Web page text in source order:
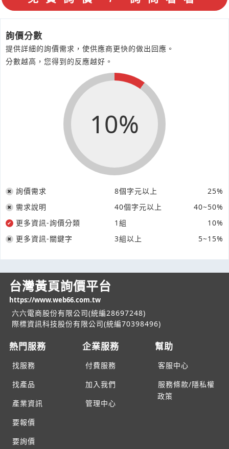
詢價分數
提供詳細的詢價需求，使供應商更快的做出回應。
分數越高，您得到的反應越好。
10%
詢價需求 8個字元以上
25%
需求說明
40個字元以上
40~50%
更多資訊-詢價分類
1組
10%
更多資訊-關鍵字
3組以上 5~15%
台灣黃頁詢價平台
https://www.web66.com.tw
六六電商股份有限公司(統編28697248)
際標資訊科技股份有限公司(統編70398496)
熱門服務
找服務
找產品
產業資訊
要報價
要詢價
企業服務
付費服務
加入我們
管理中心
幫助
客服中心
服務條款/隱私權
政策